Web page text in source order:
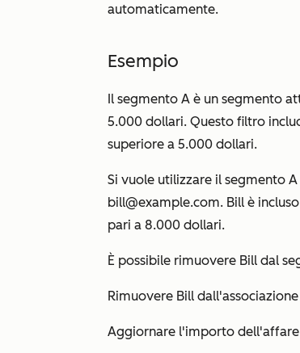
automaticamente.
Esempio
Il segmento A è un segmento
5.000 dollari. Questo filtro
superiore a 5.000 dollari.
Si vuole utilizzare il segmento
bill@example.com. Bill è
pari a 8.000 dollari.
È possibile rimuovere Bill dal
Rimuovere Bill
Aggiornare l'importo dell'affare